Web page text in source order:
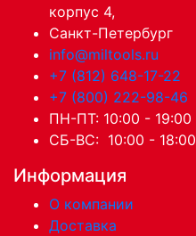
корпус 4,
Санкт-Петербург
info@miltools.ru
+7 (812) 648-17-22
+7 (800) 222-98-46
ПН-ПТ: 10:00 - 19:00
СБ-ВС: 10:00 - 18:00
Информация
О компании
Доставка